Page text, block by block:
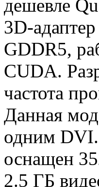
дешевле
3D-
GDDR5,
CUDA.
частота
Данная
одним
оснащен
2.5 ГБ